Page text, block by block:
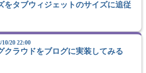
をタブウィジェットのサイズに追従
10/20 22:00
クラウドをブログに実装してみる